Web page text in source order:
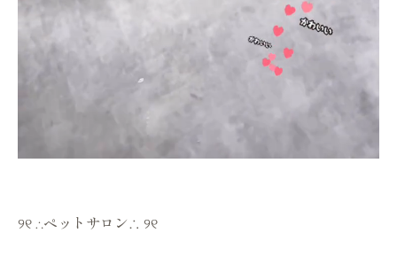
୨୧ ∴ペットサロン∴ ୨୧